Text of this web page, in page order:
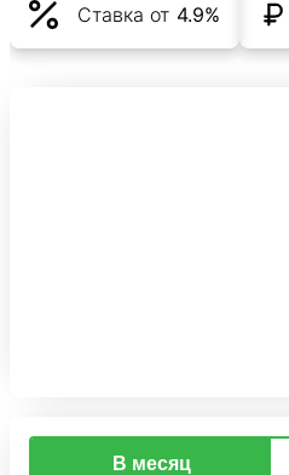
Ставка от 4.9%
В месяц